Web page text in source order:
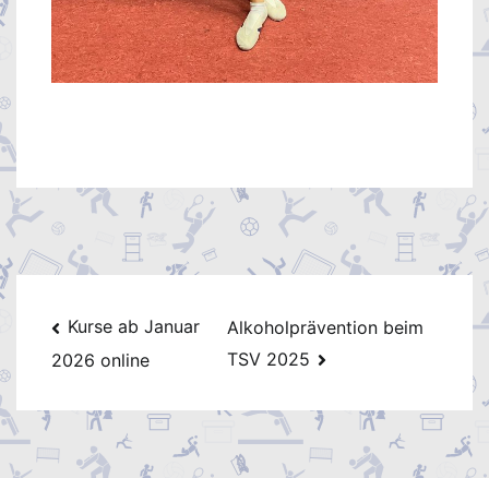
Beitragsnavigation
Kurse ab Januar
2026 online
Alkoholprävention beim
TSV 2025